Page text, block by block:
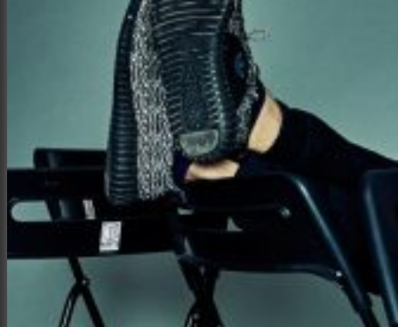
Интерьер и архитектура
Фотосессии и каталоги
Репортажи и корпоративы